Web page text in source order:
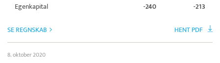
Egenkapital
-240 -213
SE REGNSKAB HENT PDF
8. oktober 2020